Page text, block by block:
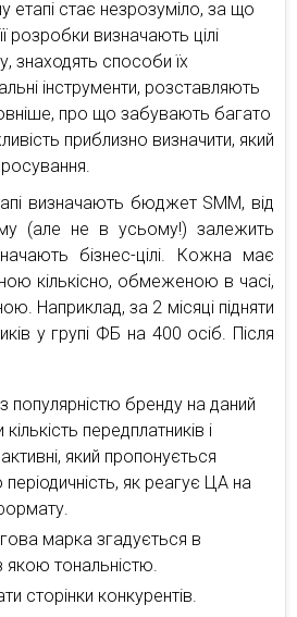
етапі стає незрозуміло, за що
розробки визначають цілі
знаходять способи їх
інструменти, розставляють
про що забувають багато
приблизно визначити, який
визначають бюджет SMM, від
(але не в усьому!) залежить
бізнес-цілі. Кожна має
кількісно, обмеженою в часі,
Наприклад, за 2 місяці підняти
у групі ФБ на 400 осіб. Після
популярністю бренду на даний
передплатників і
який пропонується
періодичність, як реагує ЦА на
марка згадується в
тональністю.
сторінки конкурентів.